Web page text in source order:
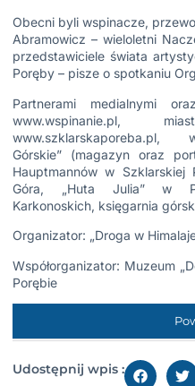
Obecni byli wspinacze,
Abramowicz – wieloletni
przedstawiciele świata
Poręby – pisze o spotkaniu
Partnerami medialnymi
www.wspinanie.pl,
www.szklarskaporeba.pl,
Górskie” (magazyn oraz
Hauptmannów w Szklarskiej
Góra, „Huta Julia” w
Karkonoskich, księgarnia
Organizator: „Droga w
Współorganizator: Muzeum
Porębie
Udostępnij wpis :